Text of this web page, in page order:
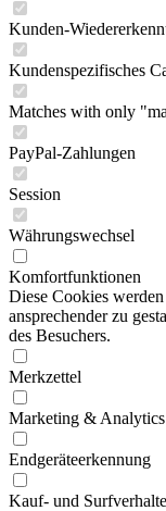
Kunden-
Kundenspezifisches
Matches with only
PayPal-Zahlungen
Session
Währungswechsel
Komfortfunktionen
Diese Cookies
ansprechender zu
des Besuchers.
Merkzettel
Marketing & Analytics
Endgeräteerkennung
Kauf- und